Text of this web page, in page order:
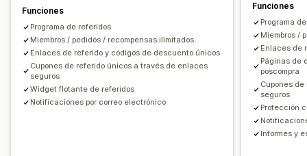
Ventanas emergentes tras la compra
Seguimiento de producto
Protección contra el fraude
Seguimiento en tiempo real
Experiencia de afiliado
Paneles de control personalizados
Creación de páginas
Registro personalizado Portal de marca
Formularios personalizados
Funciones
Programa de referidos
Miembros / pedidos / recompensas ilimitados
Enlaces de referido y códigos de descuento únicos
Cupones de referido únicos a través de enlaces
seguros
Widget flotante de referidos
Notificaciones por correo electrónico
Funciones
Programa
Miembros /
Enlaces de
Páginas de
poscompra
Cupones
seguros
Protección
Informes y